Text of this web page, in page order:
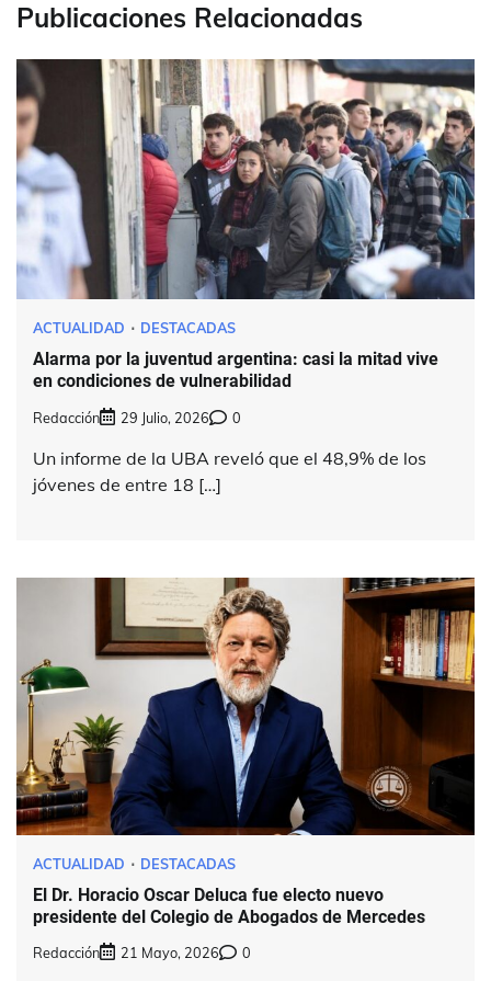
Publicaciones Relacionadas
ACTUALIDAD DESTACADAS
Alarma por la juventud argentina: casi la mitad vive
en condiciones de vulnerabilidad
Redacción 29 Julio, 2026 0
Un informe de la UBA reveló que el 48,9% de los
jóvenes de entre 18 […]
ACTUALIDAD DESTACADAS
El Dr. Horacio Oscar Deluca fue electo nuevo
presidente del Colegio de Abogados de Mercedes
Redacción 21 Mayo, 2026 0